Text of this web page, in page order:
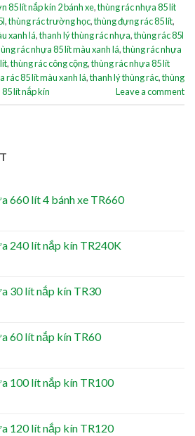
85 lít nắp kín 2 bánh xe,thùng rác nhựa 85 lít
,thùng rác trường học,thùng đựng rác 85 lít,
xanh lá,thanh lý thùng rác nhựa,thùng rác 85l
rác nhựa 85 lít màu xanh lá,thùng rác nhựa
,thùng rác công cộng,thùng rác nhựa 85 lít
rác 85 lít màu xanh lá,thanh lý thùng rác,thùng
lít nắp kín Leave a comment
660 lít 4 bánh xe TR660
240 lít nắp kín TR240K
30 lít nắp kín TR30
60 lít nắp kín TR60
100 lít nắp kín TR100
120 lít nắp kín TR120